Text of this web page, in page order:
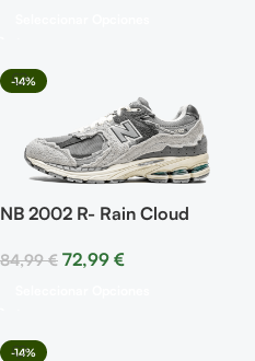
-14%
NB 2002 R- Rain Cloud
84,99€ 72,99 €
-14%